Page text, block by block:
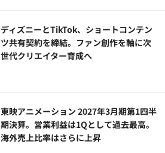
ディズニーとTikTok、ショートコンテン
ツ共有契約を締結。ファン創作を軸に次
世代クリエイター育成へ
東映アニメーション 2027年3月期第1四半
期決算。営業利益は1Qとして過去最高。
海外売上比率はさらに上昇